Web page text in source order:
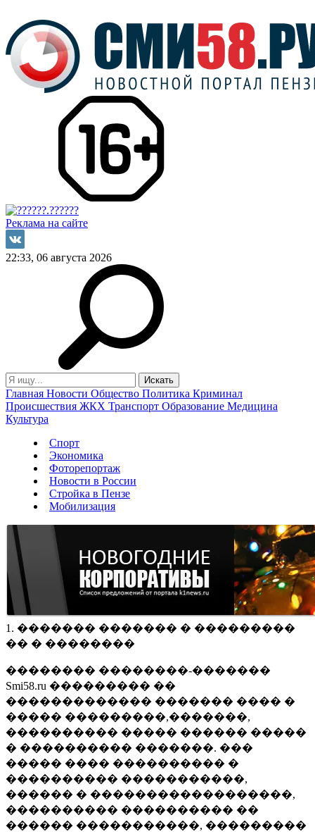
Реклама на сайте
22:33, 06 августа 2026
Главная Новости Общество Политика Криминал
Происшествия ЖКХ Транспорт Образование Медицина
Культура
Спорт
Экономика
Фоторепортаж
Новости в России
Стройка в Пензе
Мобилизация
1. ������� ������� � ���������
�� � ��������
�������� ��������-�������
Smi58.ru ��������� ��
������������� ������� ���� �
����� ���������,�������,
���������� ����� ������ �����
� ���������� �������. ���
����� ���� ���������� �
���������� �����������,
������ � ������������������,
���������� ���������� ��
������ �����������, ���������